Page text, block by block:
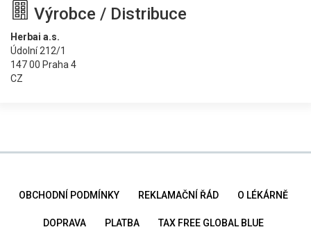
Výrobce / Distribuce
Herbai a.s.
Údolní 212/1
147 00 Praha 4
CZ
OBCHODNÍ PODMÍNKY REKLAMAČNÍ ŘÁD O LÉKÁRNĚ
DOPRAVA PLATBA TAX FREE GLOBAL BLUE